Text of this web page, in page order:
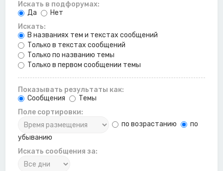
Искать в подфорумах:
Да
Нет
Искать:
В названиях тем и текстах сообщений
Только в текстах сообщений
Только по названию темы
Только в первом сообщении темы
Показывать результаты как:
Сообщения
Темы
Поле сортировки:
по возрастанию
по
убыванию
Искать сообщения за: